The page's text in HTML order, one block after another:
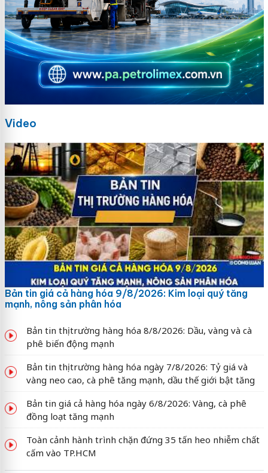
Video
Bản tin giá cả hàng hóa 9/8/2026: Kim loại quý tăng
mạnh, nông sản phân hóa
Bản tin thị trường hàng hóa 8/8/2026: Dầu, vàng và cà
phê biến động mạnh
Bản tin thị trường hàng hóa ngày 7/8/2026: Tỷ giá và
vàng neo cao, cà phê tăng mạnh, dầu thế giới bật tăng
Bản tin giá cả hàng hóa ngày 6/8/2026: Vàng, cà phê
đồng loạt tăng mạnh
Toàn cảnh hành trình chặn đứng 35 tấn heo nhiễm chất
cấm vào TP.HCM